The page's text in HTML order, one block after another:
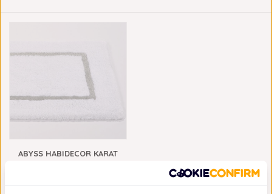
ABYSS HABIDECOR KARAT